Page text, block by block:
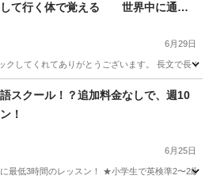
して行く体で覚える 世界中に通じ
6月29日
クしてくれてありがとうございます。 長文で長
ィブ
スクール！？追加料金なしで、週10
！
6月25日
低3時間のレッスン！ ★小学生で英検準2〜2級